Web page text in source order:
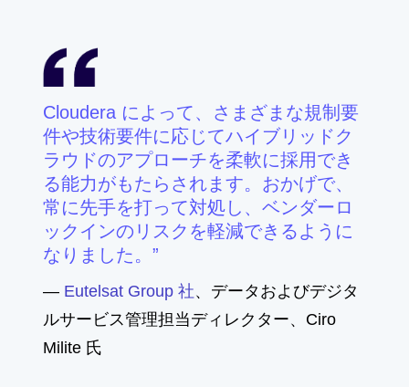
Cloudera によって、さまざまな規制要
件や技術要件に応じてハイブリッドク
ラウドのアプローチを柔軟に採用でき
る能力がもたらされます。おかげで、
常に先手を打って対処し、ベンダーロ
ックインのリスクを軽減できるように
なりました。
— Eutelsat Group 社、データおよびデジタ
ルサービス管理担当ディレクター、Ciro
Milite 氏